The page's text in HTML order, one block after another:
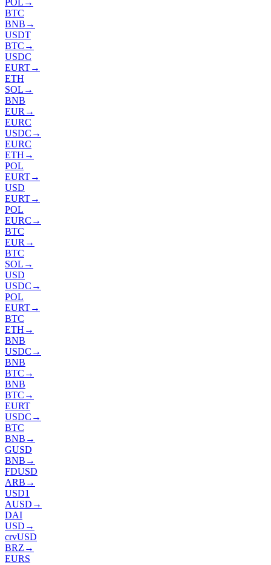
POL →
BTC
BNB →
USDT
BTC →
USDC
EURT→
ETH
SOL →
BNB
EUR →
EURC
USDC →
EURC
ETH →
POL
EURT→
USD
EURT→
POL
EURC →
BTC
EUR →
BTC
SOL →
USD
USDC →
POL
EURT→
BTC
ETH →
BNB
USDC →
BNB
BTC →
BNB
BTC →
EURT
USDC →
BTC
BNB →
GUSD
BNB →
FDUSD
ARB →
USD1
AUSD →
DAI
USD →
crvUSD
BRZ →
EURS